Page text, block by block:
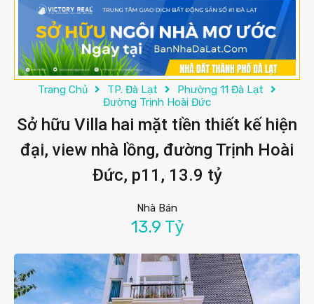
Trang Chủ TP. Đà Lạt
Phường 11 Đà Lạt
Đường Trịnh Hoài Đức
Sở hữu Villa hai mặt tiền thiết kế hiện
đại, view nhà lồng, đường Trịnh Hoài
Đức, p11, 13.9 tỷ
Nhà Bán
13.9 Tỷ